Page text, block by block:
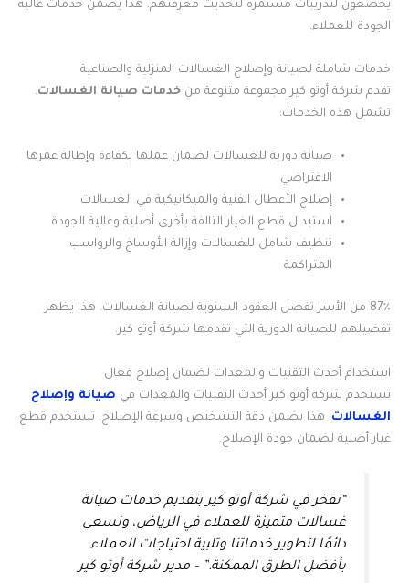
يخضعون لتدريبات مستمرة لتحديث معرفتهم. هذا يضمن خدمات عالية
الجودة للعملاء.
خدمات شاملة لصيانة وإصلاح الغسالات المنزلية والصناعية
تقدم شركة أوتو كير مجموعة متنوعة من خدمات صيانة الغسالات.
تشمل هذه الخدمات:
صيانة دورية للغسالات لضمان عملها بكفاءة وإطالة عمرها
الافتراضي
إصلاح الأعطال الفنية والميكانيكية في الغسالات
استبدال قطع الغيار التالفة بأخرى أصلية وعالية الجودة
تنظيف شامل للغسالات وإزالة الأوساخ والرواسب
المتراكمة
87٪ من الأسر تفضل العقود السنوية لصيانة الغسالات. هذا يظهر
تفضيلهم للصيانة الدورية التي تقدمها شركة أوتو كير.
استخدام أحدث التقنيات والمعدات لضمان إصلاح فعال
تستخدم شركة أوتو كير أحدث التقنيات والمعدات في صيانة وإصلاح
الغسالات. هذا يضمن دقة التشخيص وسرعة الإصلاح. تستخدم قطع
غيار أصلية لضمان جودة الإصلاح.
“نفخر في شركة أوتو كير بتقديم خدمات صيانة
غسالات متميزة للعملاء في الرياض، ونسعى
دائمًا لتطوير خدماتنا وتلبية احتياجات العملاء
بأفضل الطرق الممكنة.” – مدير شركة أوتو كير